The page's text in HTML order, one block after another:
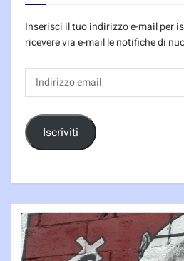
Inserisci il tuo indirizzo e-mail per
ricevere via e-mail le notifiche di
Indirizzo
email
Iscriviti